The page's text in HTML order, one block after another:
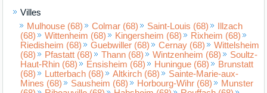
Villes
Mulhouse (68)
Colmar (68) Saint-Louis (68)
Illzach
(68)
Wittenheim (68) Kingersheim (68)
Rixheim (68)
Riedisheim (68)
Guebwiller (68) Cernay (68)
Wittelsheim
(68)
Pfastatt (68) Thann (68) Wintzenheim (68)
Soultz-
Haut-Rhin (68)
Ensisheim (68) Huningue (68)
Brunstatt
(68)
Lutterbach (68) Altkirch (68)
Sainte-Marie-aux-
Mines (68)
Sausheim (68) Horbourg-Wihr (68)
Munster